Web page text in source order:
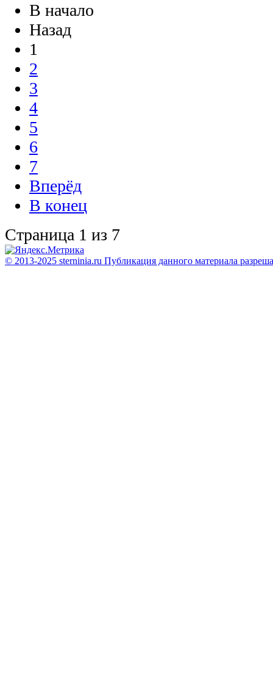
В начало
Назад
1
2
3
4
5
6
7
Вперёд
В конец
Страница 1 из 7
© 2013-2025 sterninia.ru Публикация данного материала